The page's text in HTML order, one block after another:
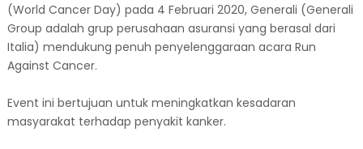
(World Cancer Day) pada 4 Februari 2020, Generali (Generali
Group adalah grup perusahaan asuransi yang berasal dari
Italia) mendukung penuh penyelenggaraan acara Run
Against Cancer.
Event ini bertujuan untuk meningkatkan kesadaran
masyarakat terhadap penyakit kanker.